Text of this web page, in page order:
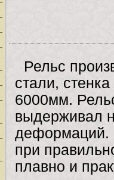
Рельс
стали,
6000мм.
выдерживал
деформаций.
при
плавно и